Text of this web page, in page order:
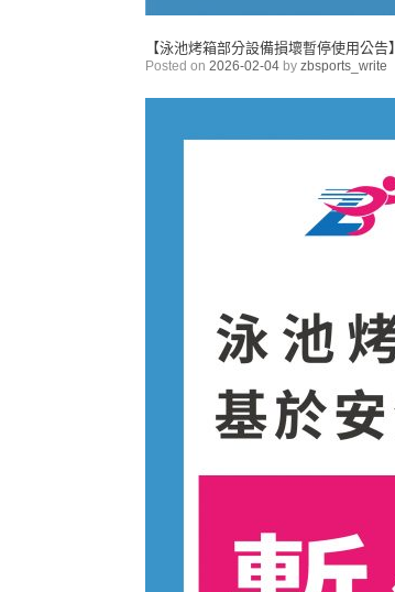
【泳池烤箱部分設備損壞暫停使用公告】
Posted on 2026-02-04 by zbsports_write